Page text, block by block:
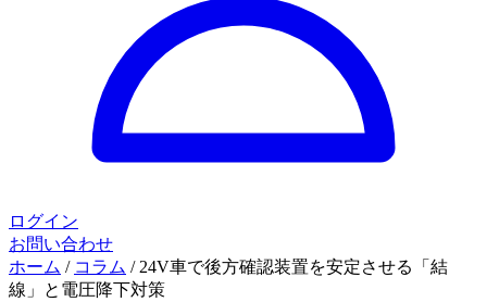
ログイン
お問い合わせ
ホーム / コラム / 24V車で後方確認装置を安定させる「結
線」と電圧降下対策